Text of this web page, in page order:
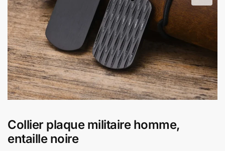
Collier plaque militaire homme,
entaille noire